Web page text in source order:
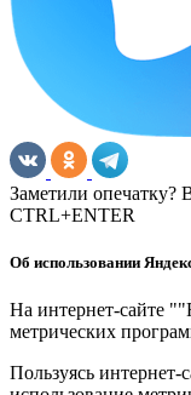
Заметили опечатку?
CTRL+ENTER
Об использовании
На интернет-сайте
метрических
Пользуясь интернет-